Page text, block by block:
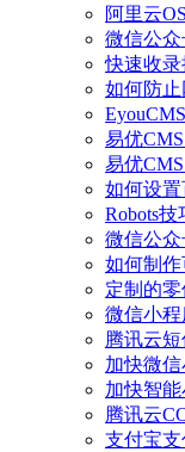
阿里云
微信公
快速收
如何防止
易优
易优
如何设
Robots
微信公
如何制作
定制的
微信小程
腾讯云
加快微
加快智
腾讯云
支付宝